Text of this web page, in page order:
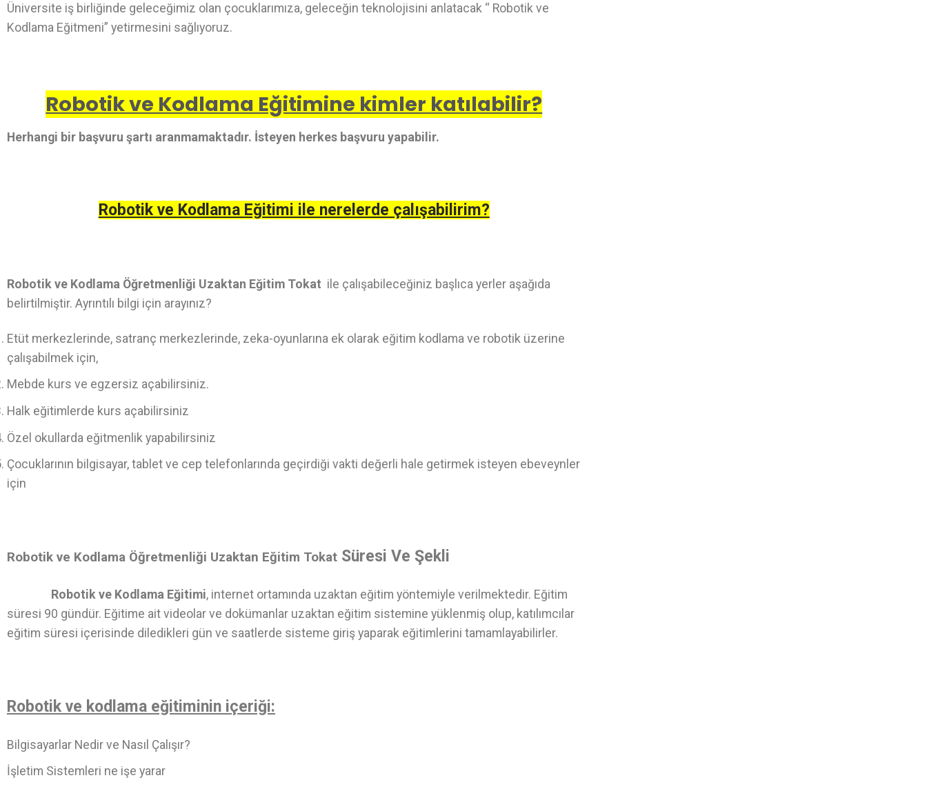
Üniversite iş birliğinde geleceğimiz olan çocuklarımıza, geleceğin teknolojisini anlatacak “ Robotik ve
Kodlama Eğitmeni” yetirmesini sağlıyoruz.
Robotik ve Kodlama Eğitimine kimler katılabilir?
Herhangi bir başvuru şartı aranmamaktadır. İsteyen herkes başvuru yapabilir.
Robotik ve Kodlama Eğitimi ile nerelerde çalışabilirim?
Robotik ve Kodlama Öğretmenliği Uzaktan Eğitim Tokat ile çalışabileceğiniz başlıca yerler aşağıda
belirtilmiştir. Ayrıntılı bilgi için arayınız?
Etüt merkezlerinde, satranç merkezlerinde, zeka-oyunlarına ek olarak eğitim kodlama ve robotik üzerine
çalışabilmek için,
Mebde kurs ve egzersiz açabilirsiniz.
Halk eğitimlerde kurs açabilirsiniz
Özel okullarda eğitmenlik yapabilirsiniz
Çocuklarının bilgisayar, tablet ve cep telefonlarında geçirdiği vakti değerli hale getirmek isteyen ebeveynler
için
Robotik ve Kodlama Öğretmenliği Uzaktan Eğitim Tokat Süresi Ve Şekli
Robotik ve Kodlama Eğitimi, internet ortamında uzaktan eğitim yöntemiyle verilmektedir. Eğitim
süresi 90 gündür. Eğitime ait videolar ve dokümanlar uzaktan eğitim sistemine yüklenmiş olup, katılımcılar
eğitim süresi içerisinde diledikleri gün ve saatlerde sisteme giriş yaparak eğitimlerini tamamlayabilirler.
Robotik ve kodlama eğitiminin içeriği:
Bilgisayarlar Nedir ve Nasıl Çalışır?
İşletim Sistemleri ne işe yarar